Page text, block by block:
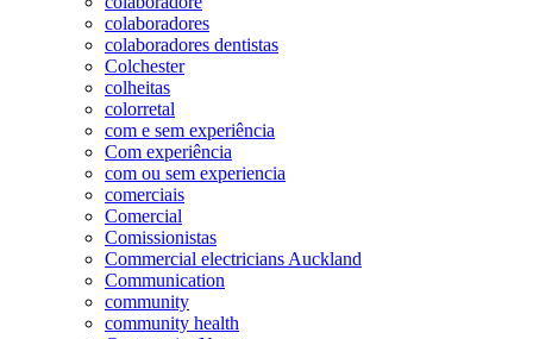
colaboradores
colaboradores dentistas
Colchester
colheitas
colorretal
com e sem experiência
Com experiência
com ou sem experiencia
comerciais
Comercial
Comissionistas
Commercial electricians Auckland
Communication
community
community health